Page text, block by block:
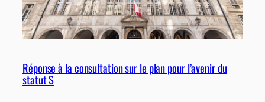
Réponse à la consultation sur le plan pour l’avenir du
statut S